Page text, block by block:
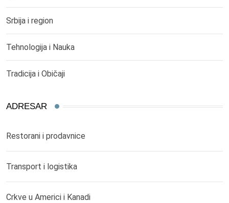
Srbija i region
Tehnologija i Nauka
Tradicija i Običaji
ADRESAR
Restorani i prodavnice
Transport i logistika
Crkve u Americi i Kanadi